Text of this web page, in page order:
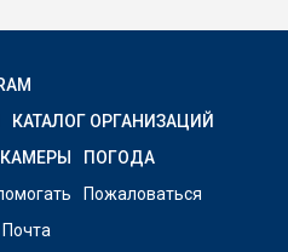
КАТАЛОГ ОРГАНИЗАЦИЙ
КАМЕРЫ
ПОГОДА
Пожаловаться
Почта